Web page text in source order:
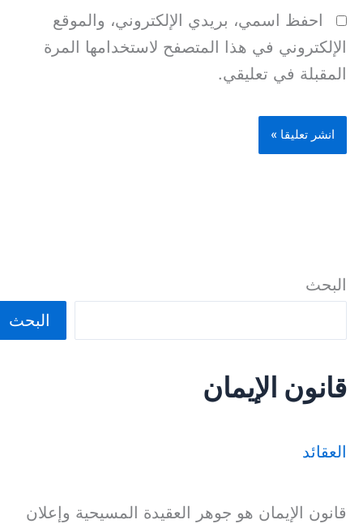
احفظ اسمي، بريدي الإلكتروني، والموقع
الإلكتروني في هذا المتصفح لاستخدامها المرة
المقبلة في تعليقي.
البحث
البحث
قانون الإيمان
العقائد
قانون الإيمان هو جوهر العقيدة المسيحية وإعلان